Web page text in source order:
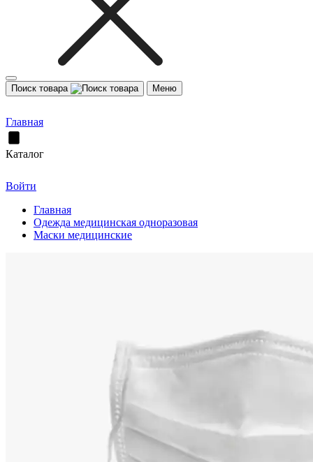
Поиск товара Меню
Главная
Каталог
Войти
Главная
Одежда медицинская одноразовая
Маски медицинские